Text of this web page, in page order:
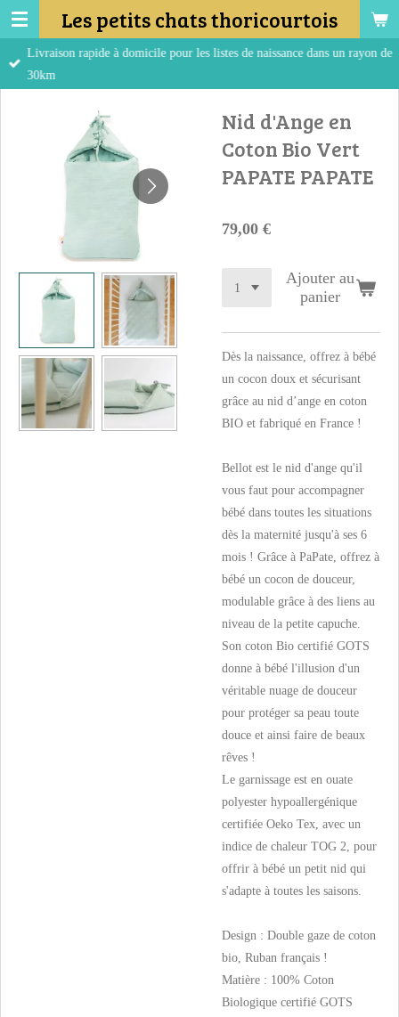
Passer
au
contenu
Les petits chats thoricourtois
Livraison rapide à domicile pour les listes de naissance dans un rayon de
30km
Nid d'Ange en
Coton Bio Vert
PAPATE PAPATE
79,00 €
Ajouter au
panier
Dès la naissance, offrez à bébé
un cocon doux et sécurisant
grâce au nid d’ange en coton
BIO et fabriqué en France !
Bellot est le nid d'ange qu'il
vous faut pour accompagner
bébé dans toutes les situations
dès la maternité jusqu'à ses 6
mois ! Grâce à PaPate, offrez à
bébé un cocon de douceur,
modulable grâce à des liens au
niveau de la petite capuche.
Son coton Bio certifié GOTS
donne à bébé l'illusion d'un
véritable nuage de douceur
pour protéger sa peau toute
douce et ainsi faire de beaux
rêves !
Le garnissage est en ouate
polyester hypoallergénique
certifiée Oeko Tex, avec un
indice de chaleur TOG 2, pour
offrir à bébé un petit nid qui
s'adapte à toutes les saisons.
Design : Double gaze de coton
bio, Ruban français !
Matière : 100% Coton
Biologique certifié GOTS